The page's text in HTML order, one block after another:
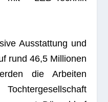
Aus­stat­tung und
rund 46,5 Mil­lio­nen
die Arbei­ten